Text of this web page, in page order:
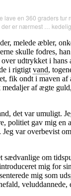
lave en 360 graders
er nærmest …
melede æbler,
skulle fodres,
udtrykket i
i rigtigt vand,
fik ondt i maven
af ægte
det var umuligt.
politiet gav mig en
var overbevist
om
mig for
mig som